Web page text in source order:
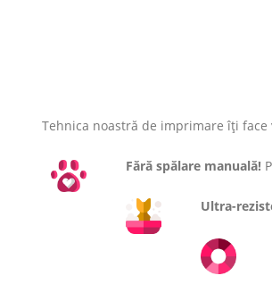
Tehnica noastră de imprimare îți face
Fără spălare manuală!
Ultra-